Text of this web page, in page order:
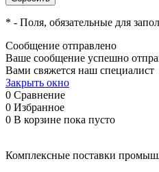
* - Поля, обязательные для
Сообщение отправлено
Ваше сообщение успешно
Вами свяжется наш специалист
Закрыть окно
0 Сравнение
0 Избранное
0 В корзине пока пусто
Комплексные поставки